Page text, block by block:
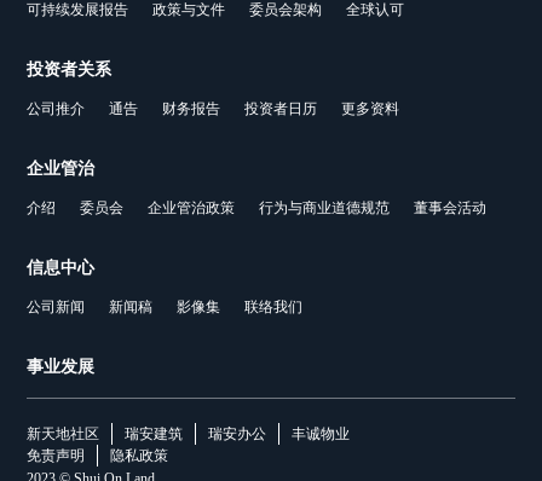
可持续发展报告 政策与文件 委员会架构 全球认可
投资者关系
公司推介 通告 财务报告 投资者日历 更多资料
企业管治
介绍 委员会 企业管治政策 行为与商业道德规范 董事会活动
信息中心
公司新闻 新闻稿 影像集 联络我们
事业发展
新天地社区 瑞安建筑 瑞安办公
丰诚物业
免责声明
隐私政策